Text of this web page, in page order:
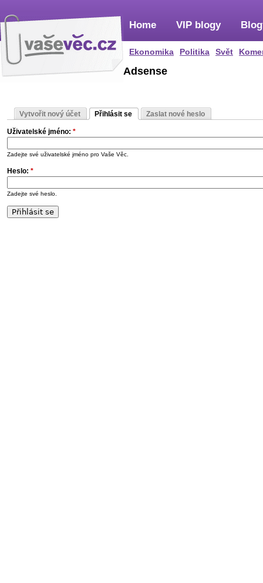
Home
Ekonomika Politika Svět
VIP blogy
Adsense
Vytvořit nový účet Přihlásit se Zaslat nové heslo
Uživatelské jméno: *
Zadejte své uživatelské jméno pro Vaše Věc.
Heslo: *
Zadejte své heslo.